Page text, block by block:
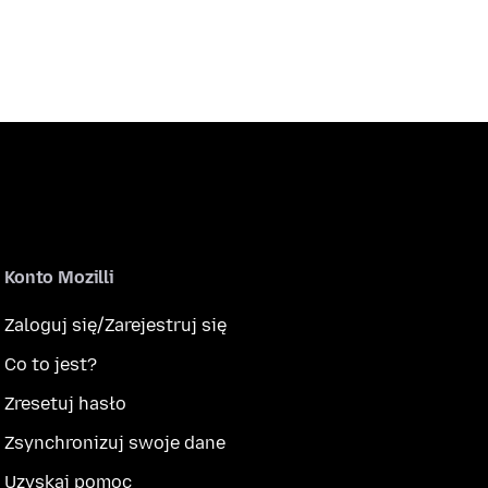
Konto Mozilli
Zaloguj się/Zarejestruj się
Co to jest?
Zresetuj hasło
Zsynchronizuj swoje dane
Uzyskaj pomoc